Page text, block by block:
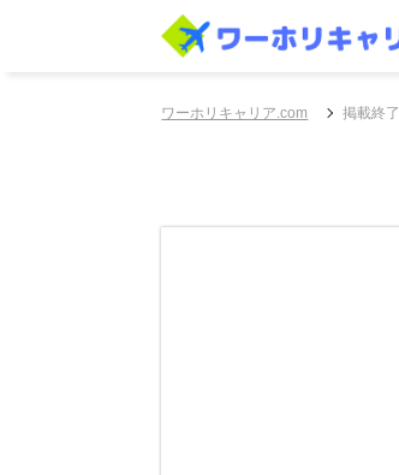
ワーホリキャリア.com 掲載終了